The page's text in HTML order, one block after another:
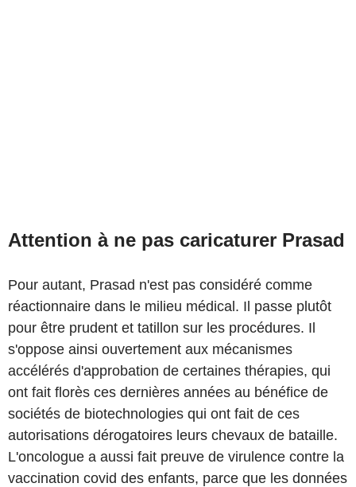
Attention à ne pas caricaturer Prasad
Pour autant, Prasad n'est pas considéré comme
réactionnaire dans le milieu médical. Il passe plutôt
pour être prudent et tatillon sur les procédures. Il
s'oppose ainsi ouvertement aux mécanismes
accélérés d'approbation de certaines thérapies, qui
ont fait florès ces dernières années au bénéfice de
sociétés de biotechnologies qui ont fait de ces
autorisations dérogatoires leurs chevaux de bataille.
L'oncologue a aussi fait preuve de virulence contre la
vaccination covid des enfants, parce que les données